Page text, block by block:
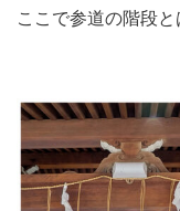
ここで参道の階段